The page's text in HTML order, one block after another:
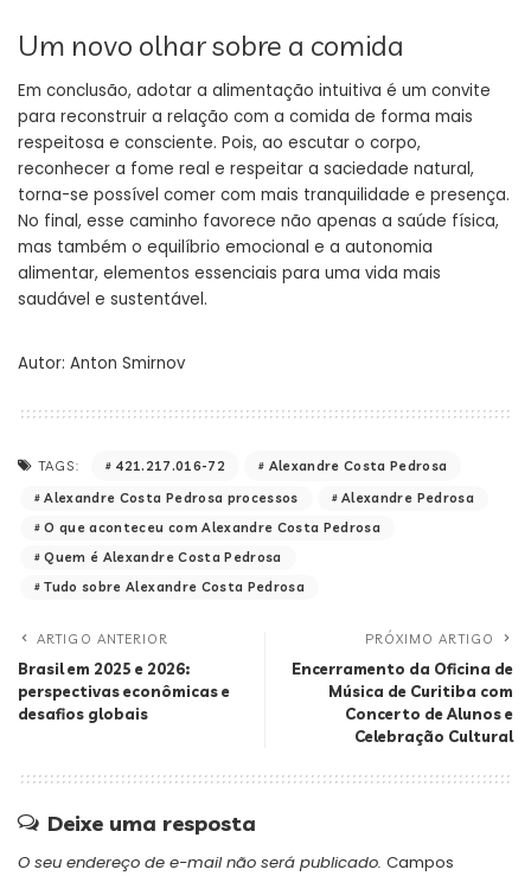
Um novo olhar sobre a comida
Em conclusão, adotar a alimentação intuitiva é um convite
para reconstruir a relação com a comida de forma mais
respeitosa e consciente. Pois, ao escutar o corpo,
reconhecer a fome real e respeitar a saciedade natural,
torna-se possível comer com mais tranquilidade e presença.
No final, esse caminho favorece não apenas a saúde física,
mas também o equilíbrio emocional e a autonomia
alimentar, elementos essenciais para uma vida mais
saudável e sustentável.
Autor: Anton Smirnov
TAGS: 421.217.016-72
Alexandre Costa Pedrosa
Alexandre Costa Pedrosa processos
Alexandre Pedrosa
O que aconteceu com Alexandre Costa Pedrosa
Quem é Alexandre Costa Pedrosa
Tudo sobre Alexandre Costa Pedrosa
ARTIGO ANTERIOR
Brasil em 2025 e 2026:
perspectivas econômicas e
desafios globais
PRÓXIMO ARTIGO
Encerramento da Oficina de
Música de Curitiba com
Concerto de Alunos e
Celebração Cultural
Deixe uma resposta
O seu endereço de e-mail não será publicado. Campos